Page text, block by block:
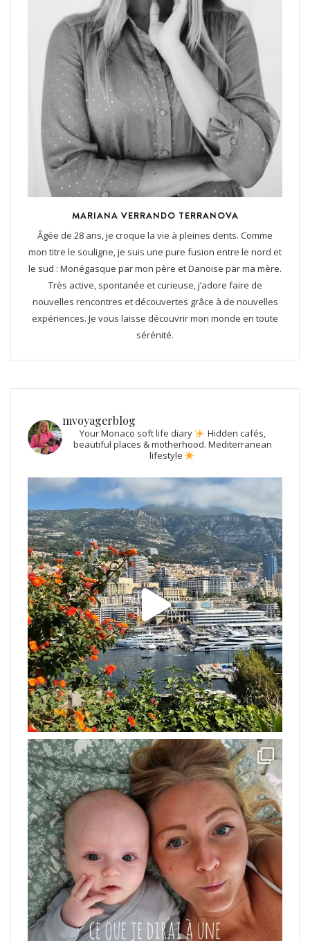
MARIANA VERRANDO TERRANOVA
Âgée de 28 ans, je croque la vie à pleines dents. Comme
mon titre le souligne, je suis une pure fusion entre le nord et
le sud : Monégasque par mon père et Danoise par ma mère.
Très active, spontanée et curieuse, j’adore faire de
nouvelles rencontres et découvertes grâce à de nouvelles
expériences. Je vous laisse découvrir mon monde en toute
sérénité.
mvoyagerblog
Your Monaco soft life diary
Hidden cafés,
beautiful places & motherhood. Mediterranean
lifestyle